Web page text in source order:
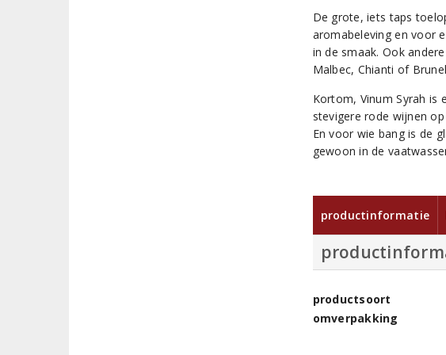
De grote, iets taps
aromabeleving en voor
in de smaak. Ook
Malbec, Chianti of
Kortom, Vinum Syrah is
stevigere rode wijnen
En voor wie bang is de
gewoon in de
productinformatie
productsoort
omverpakking